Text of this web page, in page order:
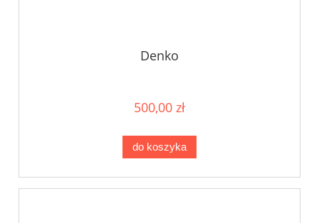
Denko
500,00 zł
do koszyka